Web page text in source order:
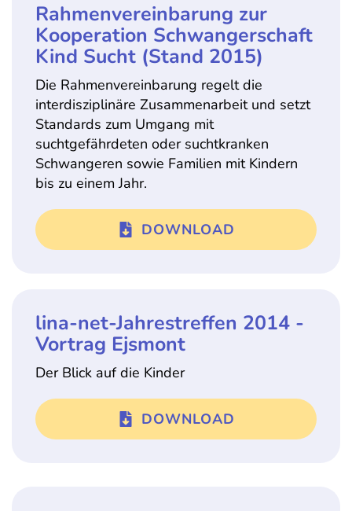
Rahmenvereinbarung zur
Kooperation Schwangerschaft
Kind Sucht (Stand 2015)
Die Rahmenvereinbarung regelt die
interdisziplinäre Zusammenarbeit und setzt
Standards zum Umgang mit
suchtgefährdeten oder suchtkranken
Schwangeren sowie Familien mit Kindern
bis zu einem Jahr.
DOWNLOAD
lina-net-Jahrestreffen 2014 -
Vortrag Ejsmont
Der Blick auf die Kinder
DOWNLOAD